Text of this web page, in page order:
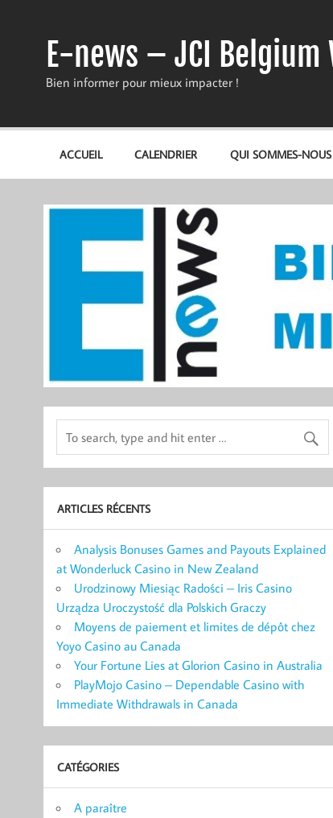
E-news – JCI
Bien informer pour mieux impacter !
ACCUEIL CALENDRIER QUI SOMMES-NOUS
ARTICLES RÉCENTS
Analysis Bonuses Games and Payouts Explained
at Wonderluck Casino in New Zealand
Urodzinowy Miesiąc Radości – Iris Casino
Urządza Uroczystość dla Polskich Graczy
Moyens de paiement et limites de dépôt chez
Yoyo Casino au Canada
Your Fortune Lies at Glorion Casino in Australia
PlayMojo Casino – Dependable Casino with
Immediate Withdrawals in Canada
CATÉGORIES
A paraître